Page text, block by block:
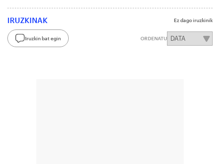
IRUZKINAK Ez dago iruzkinik
Iruzkin bat egin ORDENATU